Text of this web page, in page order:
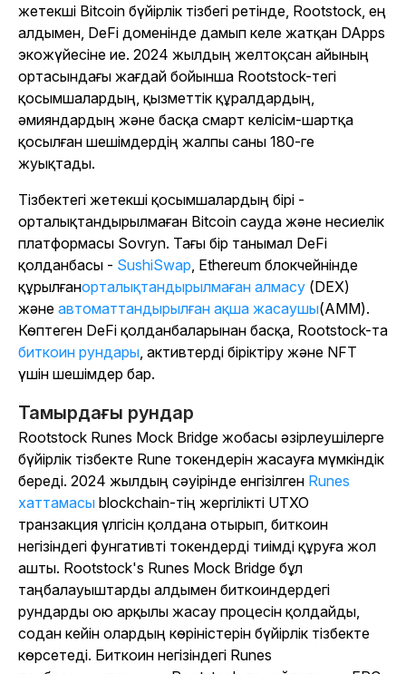
жетекші Bitcoin бүйірлік тізбегі ретінде, Rootstock, ең
алдымен, DeFi доменінде дамып келе жатқан DApps
экожүйесіне ие. 2024 жылдың желтоқсан айының
ортасындағы жағдай бойынша Rootstock-тегі
қосымшалардың, қызметтік құралдардың,
әмияндардың және басқа смарт келісім-шартқа
қосылған шешімдердің жалпы саны 180-ге
жуықтады.
Тізбектегі жетекші қосымшалардың бірі -
орталықтандырылмаған Bitcoin сауда және несиелік
платформасы Sovryn. Тағы бір танымал DeFi
қолданбасы - SushiSwap, Ethereum блокчейнінде
құрылғанорталықтандырылмаған алмасу (DEX)
және автоматтандырылған ақша жасаушы(AMM).
Көптеген DeFi қолданбаларынан басқа, Rootstock-та
биткоин рундары, активтерді біріктіру және NFT
үшін шешімдер бар.
Тамырдағы рундар
Rootstock Runes Mock Bridge жобасы әзірлеушілерге
бүйірлік тізбекте Rune токендерін жасауға мүмкіндік
береді. 2024 жылдың сәуірінде енгізілген Runes
хаттамасы blockchain-тің жергілікті UTXO
транзакция үлгісін қолдана отырып, биткоин
негізіндегі фунгативті токендерді тиімді құруға жол
ашты. Rootstock's Runes Mock Bridge бұл
таңбалауыштарды алдымен биткоиндердегі
рундарды ою арқылы жасау процесін қолдайды,
содан кейін олардың көріністерін бүйірлік тізбекте
көрсетеді. Биткоин негізіндегі Runes